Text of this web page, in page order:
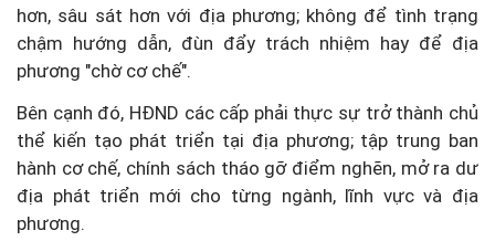
hơn, sâu sát hơn với địa phương; không để tình trạng
chậm hướng dẫn, đùn đẩy trách nhiệm hay để địa
phương "chờ cơ chế".
Bên cạnh đó, HĐND các cấp phải thực sự trở thành chủ
thể kiến tạo phát triển tại địa phương; tập trung ban
hành cơ chế, chính sách tháo gỡ điểm nghẽn, mở ra dư
địa phát triển mới cho từng ngành, lĩnh vực và địa
phương.